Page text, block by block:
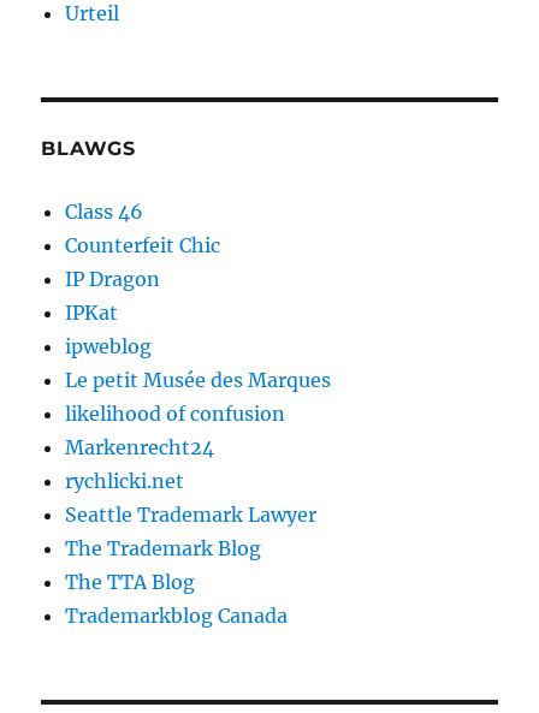
Urteil
BLAWGS
Class 46
Counterfeit Chic
IP Dragon
IPKat
ipweblog
Le petit Musée des Marques
likelihood of confusion
Markenrecht24
rychlicki.net
Seattle Trademark Lawyer
The Trademark Blog
The TTA Blog
Trademarkblog Canada